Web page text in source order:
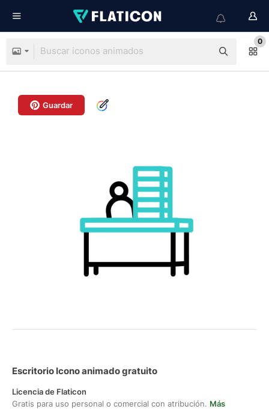
0
Guardar
Escritorio Icono animado gratuito
Licencia de Flaticon
Gratis para uso personal o comercial con atribución. Más